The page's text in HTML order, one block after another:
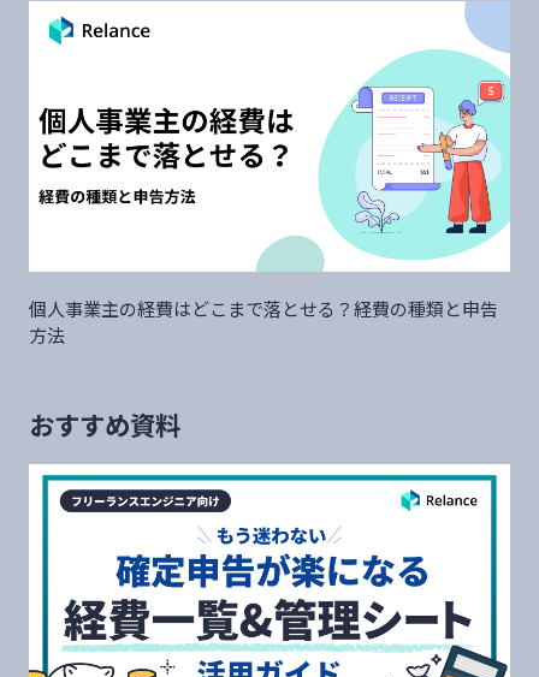
個人事業主の経費はどこまで落とせる？経費の種類と申告
方法
おすすめ資料